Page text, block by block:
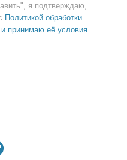
я подтверждаю,
Политикой обработки
принимаю её условия